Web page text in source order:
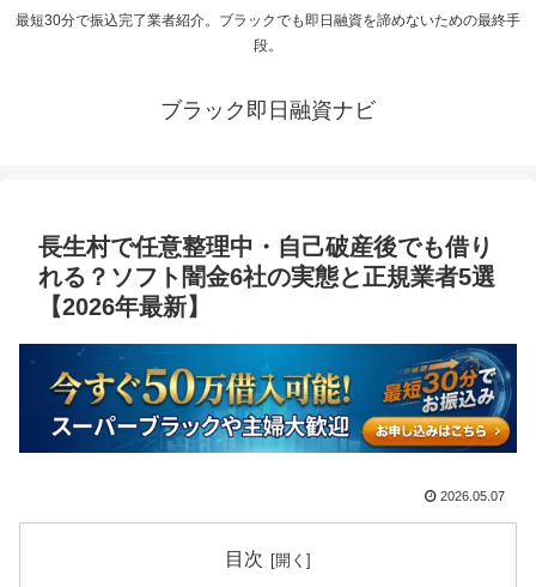
最短30分で振込完了業者紹介。ブラックでも即日融資を諦めないための最終手
段。
ブラック即日融資ナビ
長生村で任意整理中・自己破産後でも借り
れる？ソフト闇金6社の実態と正規業者5選
【2026年最新】
2026.05.07
目次